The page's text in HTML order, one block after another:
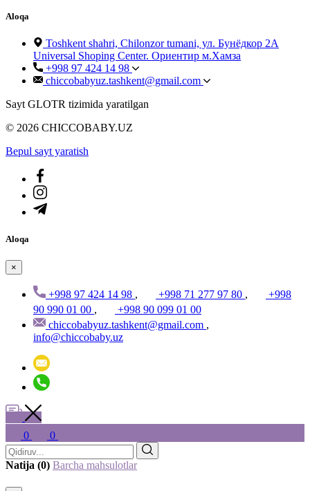
Aloqa
Toshkent shahri, Chilonzor tumani, ул. Бунёдкор 2А
Universal Shoping Center. Ориентир м.Хамза
+998 97 424 14 98
chiccobabyuz.tashkent@gmail.com
Sayt GLOTR tizimida yaratilgan
© 2026 CHICCOBABY.UZ
Bepul sayt yaratish
Aloqa
×
+998 97 424 14 98 , +998 71 277 97 80 ,
+998
90 990 01 00 ,
+998 90 099 01 00
chiccobabyuz.tashkent@gmail.com ,
info@chiccobaby.uz
0 0
Natija (0) Barcha mahsulotlar